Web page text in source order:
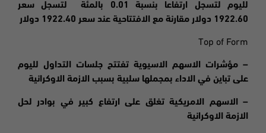
لليوم لتسجل ارتفاعا بنسبة 0.01 بالمئة لتسجل سعر
1922.60 دولار مقارنة مع الافتتاحية عند سعر 1922.40 دولار
Top of Form
– مؤشرات الاسهم الاسيوية تفتتح جلسات التداول لليوم
على تباين في الاداء بمجملها سلبية بسبب الازمة الاوكرانية
– الاسهم الامريكية تغلق على ارتفاع كبير في بوادر لحل
الازمة الاوكرانية